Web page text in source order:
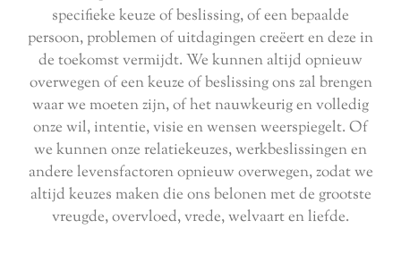
specifieke keuze of beslissing, of een bepaalde
persoon, problemen of uitdagingen creëert en deze in
de toekomst vermijdt. We kunnen altijd opnieuw
overwegen of een keuze of beslissing ons zal brengen
waar we moeten zijn, of het nauwkeurig en volledig
onze wil, intentie, visie en wensen weerspiegelt. Of
we kunnen onze relatiekeuzes, werkbeslissingen en
andere levensfactoren opnieuw overwegen, zodat we
altijd keuzes maken die ons belonen met de grootste
vreugde, overvloed, vrede, welvaart en liefde.